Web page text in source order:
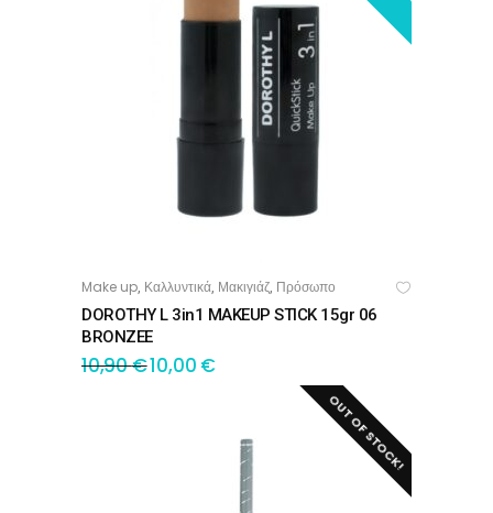
ΠΡΟΣΘΉΚΗ ΣΤΟ ΚΑΛΆΘΙ
Make up, Καλλυντικά, Μακιγιάζ, Πρόσωπο
DOROTHY L 3in1 MAKEUP STICK 15gr 06
BRONZEE
10,90€10,00 €
OUT OF STOCK!